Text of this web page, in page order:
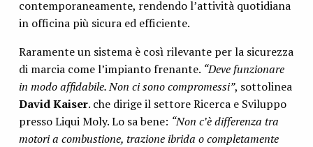
contemporaneamente, rendendo l’attività quotidiana
in officina più sicura ed efficiente.
Raramente un sistema è così rilevante per la sicurezza
di marcia come l’impianto frenante. “Deve funzionare
in modo affidabile. Non ci sono compromessi”, sottolinea
David Kaiser. che dirige il settore Ricerca e Sviluppo
presso Liqui Moly. Lo sa bene: “Non c’è differenza tra
motori a combustione, trazione ibrida o completamente